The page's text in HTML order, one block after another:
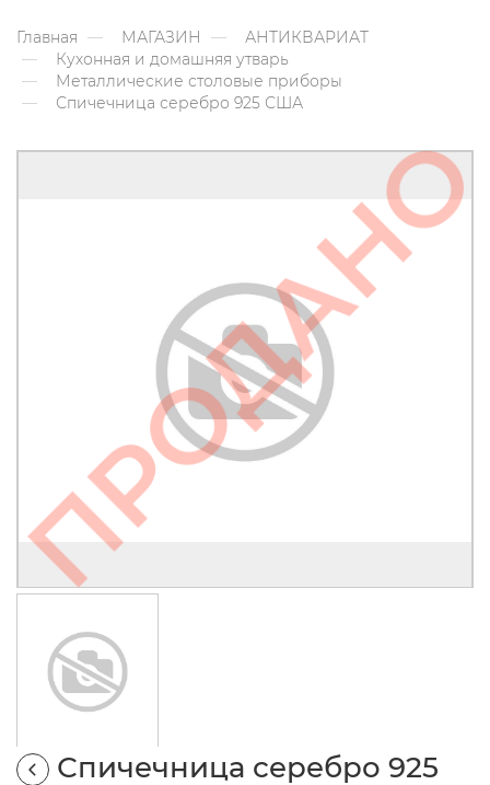
Главная МАГАЗИН
АНТИКВАРИАТ
Кухонная и домашняя утварь
Металлические столовые приборы
Спичечница серебро 925 США
Спичечница серебро 925